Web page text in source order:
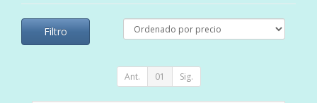
Filtro
Ant. 01 Sig.